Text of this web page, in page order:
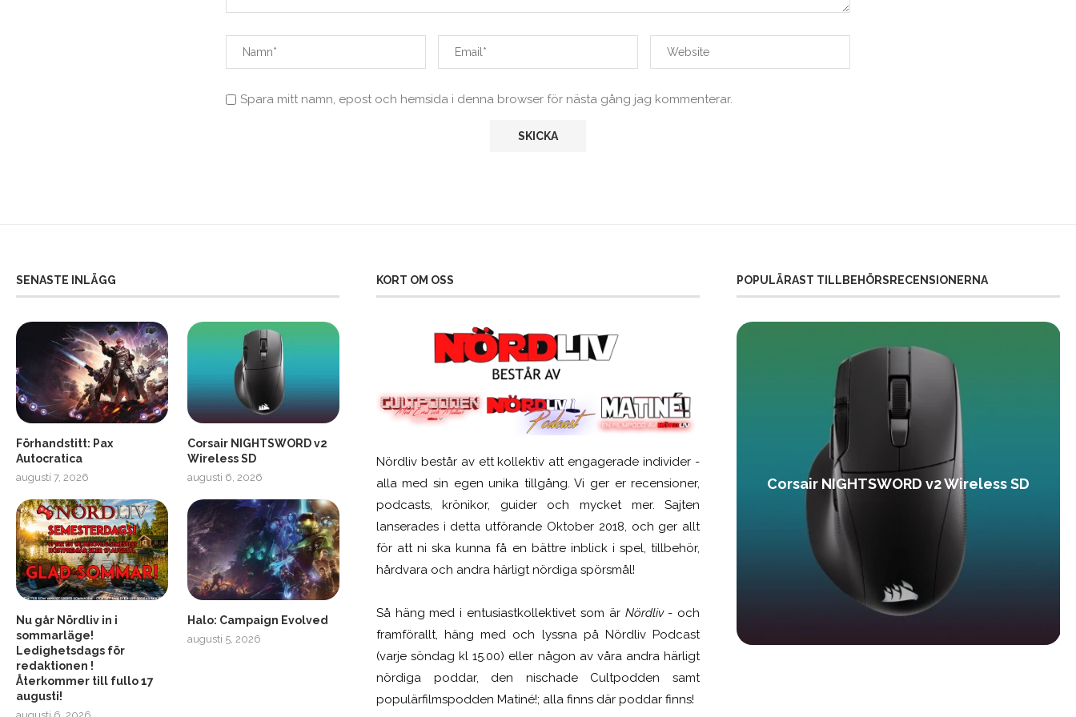
Spara mitt namn, epost och hemsida i denna browser för nästa gång jag kommenterar.
SENASTE INLÄGG
Förhandstitt: Pax
Autocratica
augusti 7, 2026
Corsair NIGHTSWORD v2
Wireless SD
augusti 6, 2026
Nu går Nördliv in i
sommarläge!
Ledighetsdags för
redaktionen !
Återkommer till fullo 17
augusti!
Halo: Campaign Evolved
augusti 5, 2026
KORT OM OSS
Nördliv består av ett kollektiv att engagerade individer -
alla med sin egen unika tillgång. Vi ger er recensioner,
podcasts, krönikor, guider och mycket mer. Sajten
lanserades i detta utförande Oktober 2018, och ger allt
för att ni ska kunna få en bättre inblick i spel, tillbehör,
hårdvara och andra härligt nördiga spörsmål!
Så häng med i entusiastkollektivet som är Nördliv- och
framförallt, häng med och lyssna på Nördliv Podcast
(varje söndag kl 15.00) eller någon av våra andra härligt
nördiga poddar, den nischade Cultpodden samt
populärfilmspodden Matiné!; alla finns där poddar finns!
POPULÄRAST TILLBEHÖRSRECENSIONERNA
Soundcore Liberty 5 Pro SCUF Gaming Omega Corsair NIGHTSWORD v2 Wireless SD